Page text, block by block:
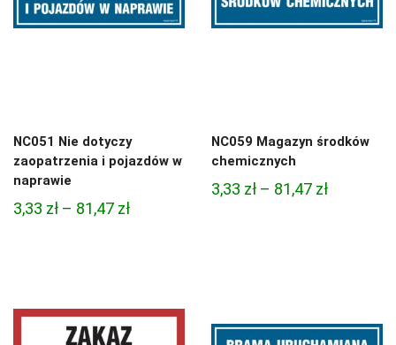
NC051 Nie dotyczy
zaopatrzenia i pojazdów w
naprawie
3,33 zł – 81,47 złZakres
81,47 zł
NC059 Magazyn środków
chemicznych
3,33 zł – 81,47 złZakres